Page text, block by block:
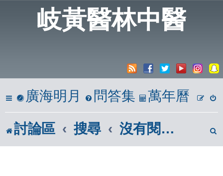
岐黃醫林中醫
廣海明月 問答集 萬年曆
討論區 搜尋 沒有閱讀的文章